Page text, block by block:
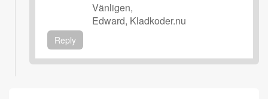
Vänligen,
Edward, Kladkoder.nu
Reply